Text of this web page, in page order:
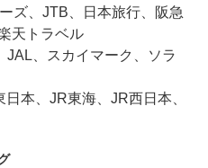
ズ、JTB、日本旅行、阪急
天トラベル
JAL、スカイマーク、ソラ
本、JR東海、JR西日本、